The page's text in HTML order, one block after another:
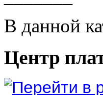
В данной
Центр